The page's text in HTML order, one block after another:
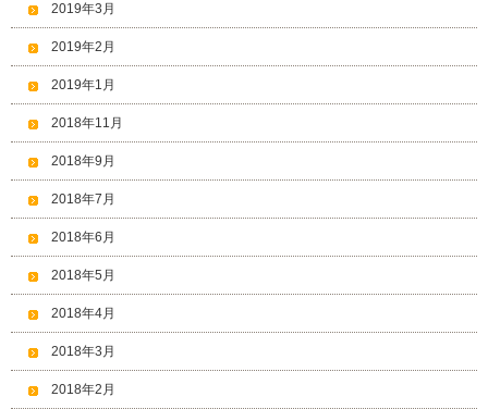
2019年3月
2019年2月
2019年1月
2018年11月
2018年9月
2018年7月
2018年6月
2018年5月
2018年4月
2018年3月
2018年2月